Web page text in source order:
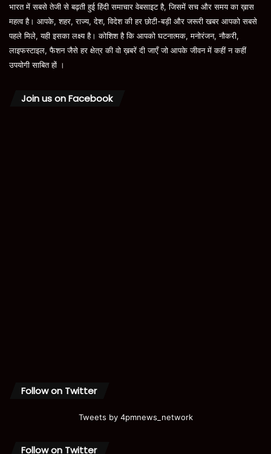
भारत में सबसे तेजी से बढ़ती हुई हिंदी समाचार वेबसाइट है, जिसमें सच और समय का ख़ास
महत्व है। आपके, शहर, राज्य, देश, विदेश की हर छोटी-बड़ी और जरूरी खबर आपको सबसे
पहले मिले, यही इसका लक्ष्य है। कोशिश है कि आपको घटनात्मक, मनोरंजन, नौकरी,
लाइफस्टाइल, फैशन जैसे हर क्षेत्र की वो ख़बरें दी जाएँ जो आपके जीवन में कहीं न कहीं
उपयोगी साबित हों ।
Join us on Facebook
Follow on Twitter
Tweets by 4pmnews_network
Follow on Twitter